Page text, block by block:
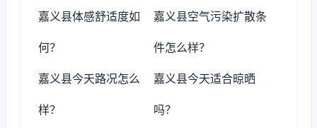
嘉义县体感舒适度如
何？
嘉义县空气污染扩散条
件怎么样？
嘉义县今天路况怎么
样？
嘉义县今天适合晾晒
吗？